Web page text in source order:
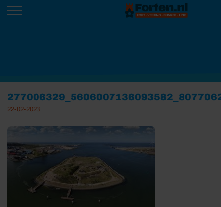
22-02-2023